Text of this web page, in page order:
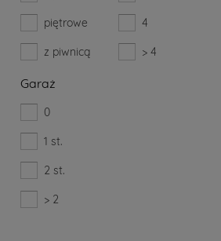
piętrowe
z piwnicą
4
> 4
Garaż
0
1 st.
2 st.
> 2